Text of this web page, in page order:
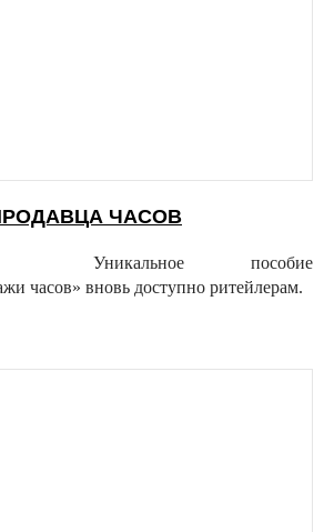
ЧАСОВ
Уникальное пособие
часов» вновь доступно ритейлерам.